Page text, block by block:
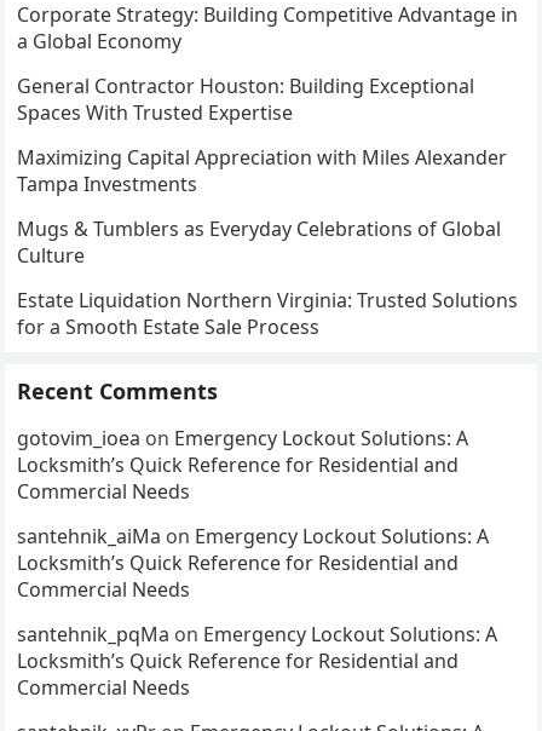
Corporate Strategy: Building Competitive Advantage in
a Global Economy
General Contractor Houston: Building Exceptional
Spaces With Trusted Expertise
Maximizing Capital Appreciation with Miles Alexander
Tampa Investments
Mugs & Tumblers as Everyday Celebrations of Global
Culture
Estate Liquidation Northern Virginia: Trusted Solutions
for a Smooth Estate Sale Process
Recent Comments
gotovim_ioea on Emergency Lockout Solutions: A
Locksmith’s Quick Reference for Residential and
Commercial Needs
santehnik_aiMa on Emergency Lockout Solutions: A
Locksmith’s Quick Reference for Residential and
Commercial Needs
santehnik_pqMa on Emergency Lockout Solutions: A
Locksmith’s Quick Reference for Residential and
Commercial Needs